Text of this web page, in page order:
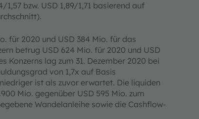
bzw. USD 1,89/1,71 basierend auf
für 2020 und USD 384 Mio. für das
betrug USD 624 Mio. für 2020 und USD
Konzerns lag zum 31. Dezember 2020 bei
von 1,7x auf Basis
ist als zuvor erwartet. Die liquiden
Mio. gegenüber USD 595 Mio. zum
Wandelanleihe sowie die Cashflow-